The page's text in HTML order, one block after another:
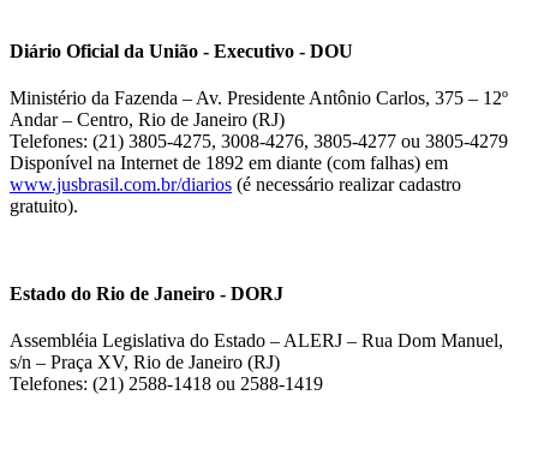
Diário Oficial da União - Executivo - DOU
Ministério da Fazenda – Av. Presidente Antônio Carlos, 375 – 12º
Andar – Centro, Rio de Janeiro (RJ)
Telefones: (21) 3805-4275, 3008-4276, 3805-4277 ou 3805-4279
Disponível na Internet de 1892 em diante (com falhas) em
www.jusbrasil.com.br/diarios (é necessário realizar cadastro
gratuito).
Estado do Rio de Janeiro - DORJ
Assembléia Legislativa do Estado – ALERJ – Rua Dom Manuel,
s/n – Praça XV, Rio de Janeiro (RJ)
Telefones: (21) 2588-1418 ou 2588-1419